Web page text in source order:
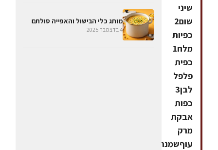
שיני
שום2
כפיות
מלח1
כפית
פלפל
לבן3
כפות
אבקת
מרק
עוףשמנת
מותג כלי הבישול והאפייה סולתם
4 בדצמבר 2025